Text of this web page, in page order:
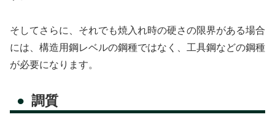
そしてさらに、それでも焼入れ時の硬さの限界がある場合
には、構造用鋼レベルの鋼種ではなく、工具鋼などの鋼種
が必要になります。
調質